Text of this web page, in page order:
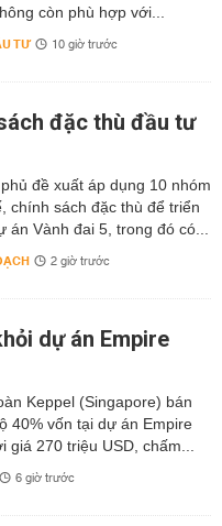
còn phù hợp với...
TƯ 10 giờ trước
đặc thù đầu tư
đề xuất áp dụng 10 nhóm
chính sách đặc thù để triển
án Vành đai 5, trong đó có...
2 giờ trước
dự án Empire
Keppel (Singapore) bán
40% vốn tại dự án Empire
giá 270 triệu USD, chấm...
6 giờ trước